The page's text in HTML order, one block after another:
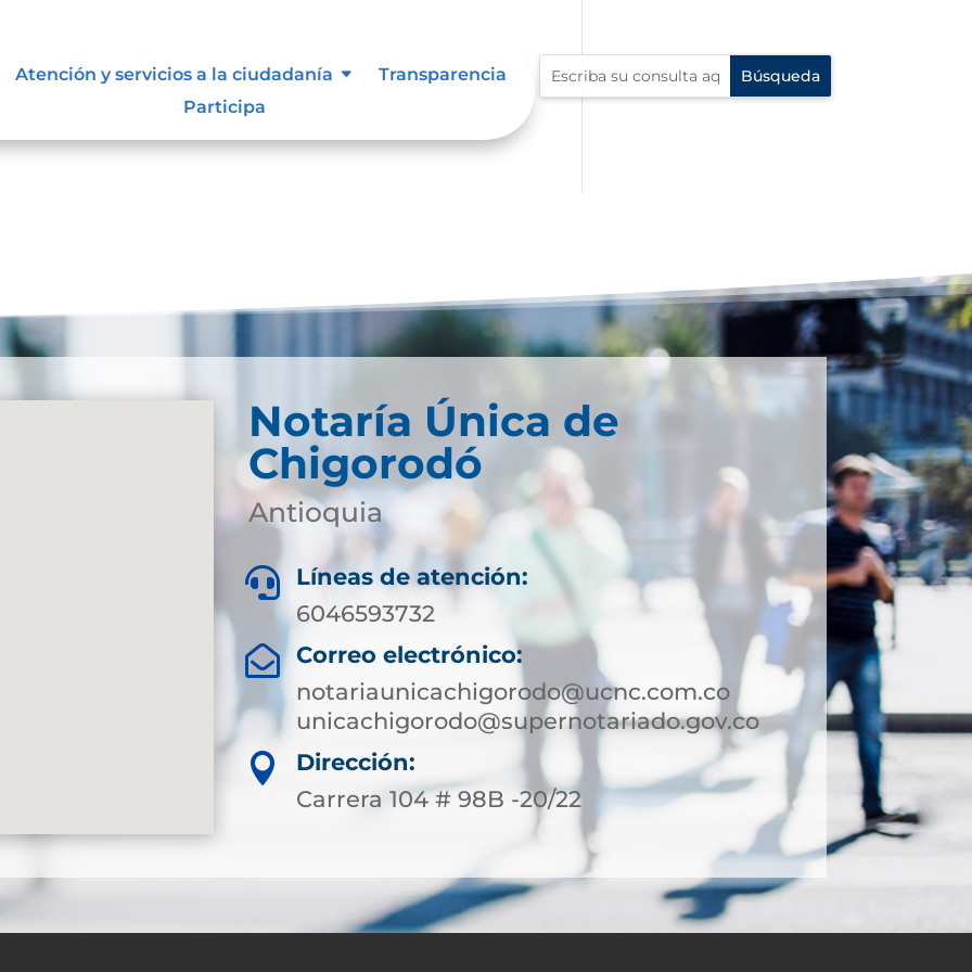
Atención y servicios a la ciudadanía
Transparencia
Participa
les aplique de interés.
Notaría Única de
Chigorodó
Antioquia

Líneas de atención:
6046593732

Correo electrónico:
notariaunicachigorodo@ucnc.com.co
unicachigorodo@supernotariado.gov.co

Dirección:
Carrera 104 # 98B -20/22